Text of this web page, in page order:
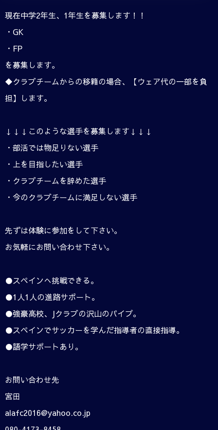
現在中学2年生、1年生を募集します！！
・GK
・FP
を募集します。
◆クラブチームからの移籍の場合、【ウェア代の一部を負
担】します。
↓↓↓このような選手を募集します↓↓↓
・部活では物足りない選手
・上を目指したい選手
・クラブチームを辞めた選手
・今のクラブチームに満足しない選手
先ずは体験に参加をして下さい。
お気軽にお問い合わせ下さい。
●スペインへ挑戦できる。
●1人1人の進路サポート。
●強豪高校、Jクラブの沢山のパイプ。
●スペインでサッカーを学んだ指導者の直接指導。
●語学サポートあり。
お問い合わせ先
宮田
alafc2016@yahoo.co.jp